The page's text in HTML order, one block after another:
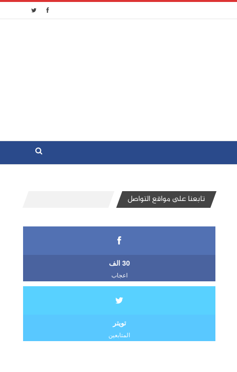
تابعنا على مواقع التواصل
30 الف
اعجاب
تويتر
المتابعين